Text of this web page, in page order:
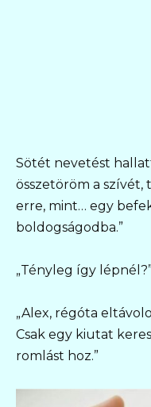
Sötét nevetést
összetöröm a szívét,
erre, mint… egy
boldogságodba.”
„Tényleg így
„Alex, régóta
Csak egy kiutat
romlást hoz.”